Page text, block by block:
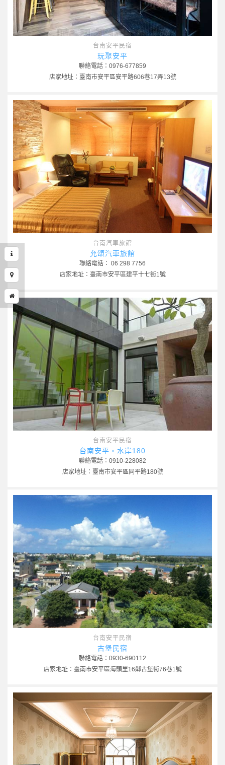
台南安平民宿
玩聚安平
聯絡電話：0976-677859
店家地址：臺南市安平區安平路606巷17弄13號
台南汽車旅館
允頌汽車旅館
聯絡電話： 06 298 7756
店家地址：臺南市安平區建平十七街1號
台南安平民宿
台南安平‧水岸180
聯絡電話：0910-228082
店家地址：臺南市安平區同平路180號
台南安平民宿
古堡民宿
聯絡電話：0930-690112
店家地址：臺南市安平區海頭里16鄰古堡街76巷1號